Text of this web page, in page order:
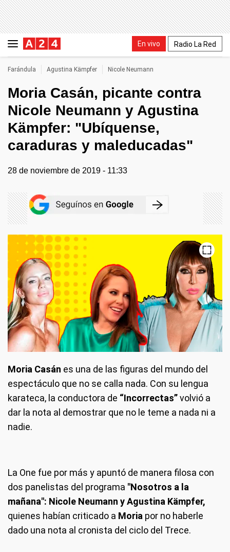
En vivo Radio La Red
Farándula Agustina Kämpfer Nicole Neumann
Moria Casán, picante contra
Nicole Neumann y Agustina
Kämpfer: "Ubíquense,
caraduras y maleducadas"
28 de noviembre de 2019 - 11:33
Moria Casán es una de las figuras del mundo del
espectáculo que no se calla nada. Con su lengua
karateca, la conductora de “Incorrectas”volvió a
dar la nota al demostrar que no le teme a nada ni a
nadie.
La One fue por más y apuntó de manera filosa con
dos panelistas del programa "Nosotros a la
mañana": Nicole Neumann y Agustina Kämpfer,
quienes habían criticado a Moria por no haberle
dado una nota al cronista del ciclo del Trece.